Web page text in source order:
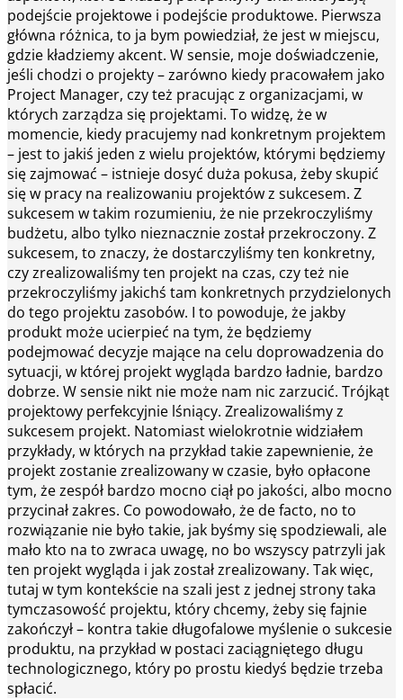
podejście projektowe i podejście produktowe. Pierwsza
główna różnica, to ja bym powiedział, że jest w miejscu,
gdzie kładziemy akcent. W sensie, moje doświadczenie,
jeśli chodzi o projekty – zarówno kiedy pracowałem jako
Project Manager, czy też pracując z organizacjami, w
których zarządza się projektami. To widzę, że w
momencie, kiedy pracujemy nad konkretnym projektem
– jest to jakiś jeden z wielu projektów, którymi będziemy
się zajmować – istnieje dosyć duża pokusa, żeby skupić
się w pracy na realizowaniu projektów z sukcesem. Z
sukcesem w takim rozumieniu, że nie przekroczyliśmy
budżetu, albo tylko nieznacznie został przekroczony. Z
sukcesem, to znaczy, że dostarczyliśmy ten konkretny,
czy zrealizowaliśmy ten projekt na czas, czy też nie
przekroczyliśmy jakichś tam konkretnych przydzielonych
do tego projektu zasobów. I to powoduje, że jakby
produkt może ucierpieć na tym, że będziemy
podejmować decyzje mające na celu doprowadzenia do
sytuacji, w której projekt wygląda bardzo ładnie, bardzo
dobrze. W sensie nikt nie może nam nic zarzucić. Trójkąt
projektowy perfekcyjnie lśniący. Zrealizowaliśmy z
sukcesem projekt. Natomiast wielokrotnie widziałem
przykłady, w których na przykład takie zapewnienie, że
projekt zostanie zrealizowany w czasie, było opłacone
tym, że zespół bardzo mocno ciął po jakości, albo mocno
przycinał zakres. Co powodowało, że de facto, no to
rozwiązanie nie było takie, jak byśmy się spodziewali, ale
mało kto na to zwraca uwagę, no bo wszyscy patrzyli jak
ten projekt wygląda i jak został zrealizowany. Tak więc,
tutaj w tym kontekście na szali jest z jednej strony taka
tymczasowość projektu, który chcemy, żeby się fajnie
zakończył – kontra takie długofalowe myślenie o sukcesie
produktu, na przykład w postaci zaciągniętego długu
technologicznego, który po prostu kiedyś będzie trzeba
spłacić.